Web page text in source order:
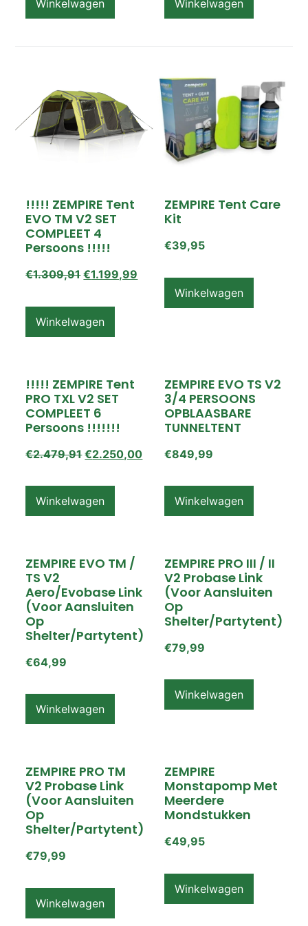
Winkelwagen Winkelwagen
!!!!! ZEMPIRE Tent
EVO TM V2 SET
COMPLEET 4
Persoons !!!!!
€1.309,91 €1.199,99
Winkelwagen
ZEMPIRE Tent Care
Kit
€39,95
Winkelwagen
!!!!! ZEMPIRE Tent
PRO TXL V2 SET
COMPLEET 6
Persoons !!!!!!!
€2.479,91 €2.250,00
Winkelwagen
ZEMPIRE EVO TS V2
3/4 PERSOONS
OPBLAASBARE
TUNNELTENT
€849,99
Winkelwagen
ZEMPIRE EVO TM /
TS V2
Aero/Evobase Link
(voor Aansluiten
Op
Shelter/partytent)
€64,99
Winkelwagen
ZEMPIRE PRO III / II
V2 Probase Link
(voor Aansluiten
Op
Shelter/partytent)
€79,99
Winkelwagen
ZEMPIRE PRO TM
V2 Probase Link
(voor Aansluiten
Op
Shelter/partytent)
€79,99
Winkelwagen
ZEMPIRE
Monstapomp Met
Meerdere
Mondstukken
€49,95
Winkelwagen